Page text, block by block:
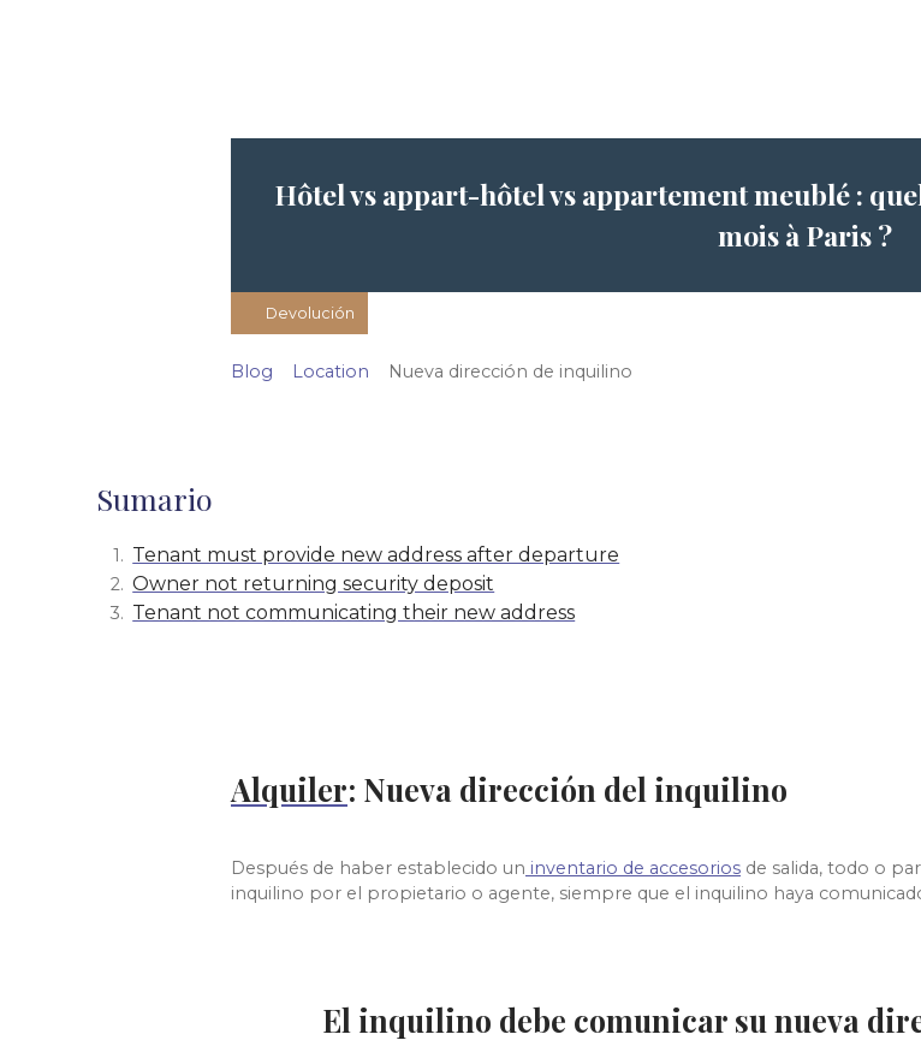
Hôtel vs appart-hôtel vs appartement meublé :
mois à Paris ?
Devolución
Blog Location Nueva dirección de inquilino
Sumario
Tenant must provide new address after departure
Owner not returning security deposit
Tenant not communicating their new address
Alquiler: Nueva dirección del inquilino
Después de haber establecido un inventario de accesorios de salida, todo o
inquilino por el propietario o agente, siempre que el inquilino haya
El inquilino debe comunicar su nueva